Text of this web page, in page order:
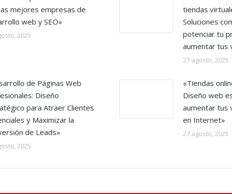
mejores empresas de
web y SEO»
2025
tiendas
Soluciones
potenciar tu
aumentar tus
27 agosto, 2025
de Páginas Web
Diseño
para Atraer Clientes
y Maximizar la
de Leads»
2025
«Tiendas
Diseño web
aumentar tus
en Internet»
27 agosto, 2025